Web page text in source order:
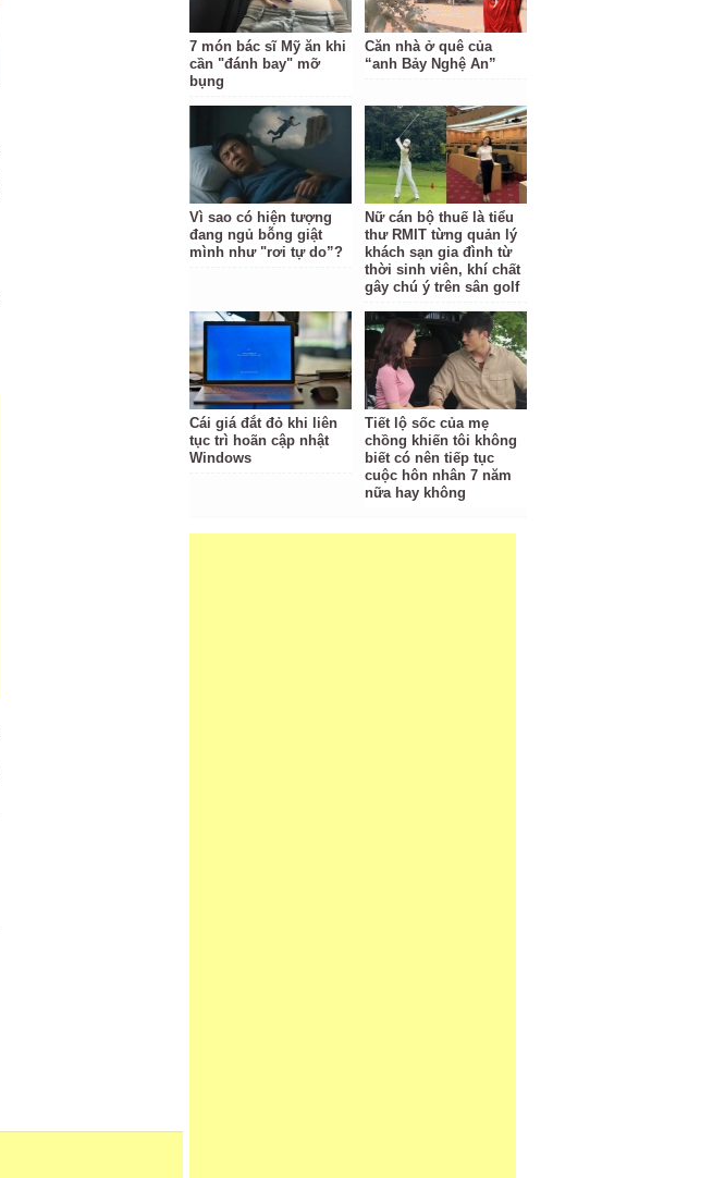
7 món bác sĩ Mỹ ăn khi
cần "đánh bay" mỡ
bụng
Căn nhà ở quê của
“anh Bảy Nghệ An”
Vì sao có hiện tượng
đang ngủ bỗng giật
mình như "rơi tự do”?
Nữ cán bộ thuế là tiểu
thư RMIT từng quản lý
khách sạn gia đình từ
thời sinh viên, khí chất
gây chú ý trên sân golf
Cái giá đắt đỏ khi liên
tục trì hoãn cập nhật
Windows
Tiết lộ sốc của mẹ
chồng khiến tôi không
biết có nên tiếp tục
cuộc hôn nhân 7 năm
nữa hay không